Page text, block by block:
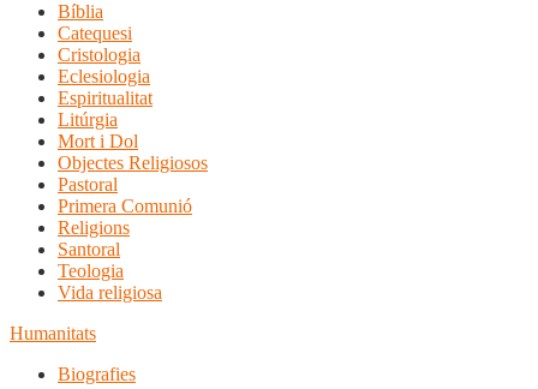
Bíblia
Catequesi
Cristologia
Eclesiologia
Espiritualitat
Litúrgia
Mort i Dol
Objectes Religiosos
Pastoral
Primera Comunió
Religions
Santoral
Teologia
Vida religiosa
Humanitats
Biografies